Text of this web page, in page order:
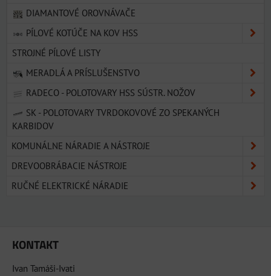
DIAMANTOVÉ OROVNÁVAČE
PÍLOVÉ KOTÚČE NA KOV HSS
STROJNÉ PÍLOVÉ LISTY
MERADLÁ A PRÍSLUŠENSTVO
RADECO - POLOTOVARY HSS SÚSTR. NOŽOV
SK - POLOTOVARY TVRDOKOVOVÉ ZO SPEKANÝCH
KARBIDOV
KOMUNÁLNE NÁRADIE A NÁSTROJE
DREVOOBRÁBACIE NÁSTROJE
RUČNÉ ELEKTRICKÉ NÁRADIE
KONTAKT
Ivan Tamáši-Ivati